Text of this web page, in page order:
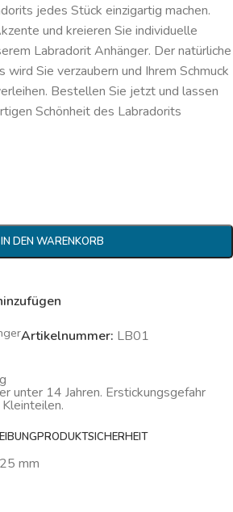
jedes Stück einzigartig machen.
und kreieren Sie individuelle
Labradorit Anhänger. Der natürliche
wird Sie verzaubern und Ihrem Schmuck
Bestellen Sie jetzt und lassen
Schönheit des Labradorits
IN DEN WARENKORB
Artikelnummer: LB01
unter 14 Jahren. Erstickungsgefahr
PRODUKTSICHERHEIT
mm